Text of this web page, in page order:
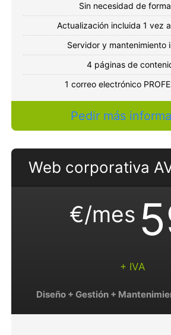
Sin necesidad de
Actualización incluida 1 vez
Servidor y mantenimiento
4 páginas de
1 correo electrónico
Pedir más
Web corporativa
€/mes
+ IVA
Diseño + Gestión +